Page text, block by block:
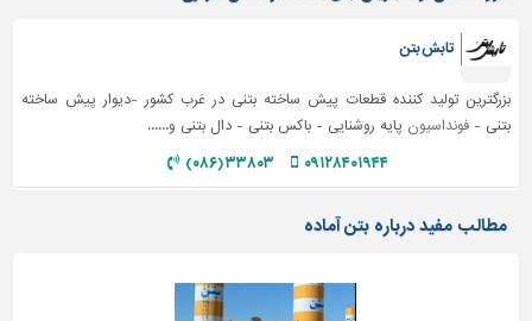
نما
ساخت
و
تاسیسات
تابش بتن
بزرگترین تولید کننده قطعات پیش ساخته بتنی در غرب کشور -دیوار پیش ساخته
بتنی -فونداسیون پایه روشنایی - باکس بتنی - دال بتنی و......
۰۹۱۲۸۴۰۱۹۴۴ ۳۳۸۰۳ (۰۸۶)
مطالب مفید درباره بتن آماده